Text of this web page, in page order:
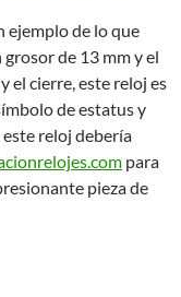
ejemplo de lo que
de 13 mm y el
el cierre, este reloj es
de estatus y
reloj debería
para
pieza de